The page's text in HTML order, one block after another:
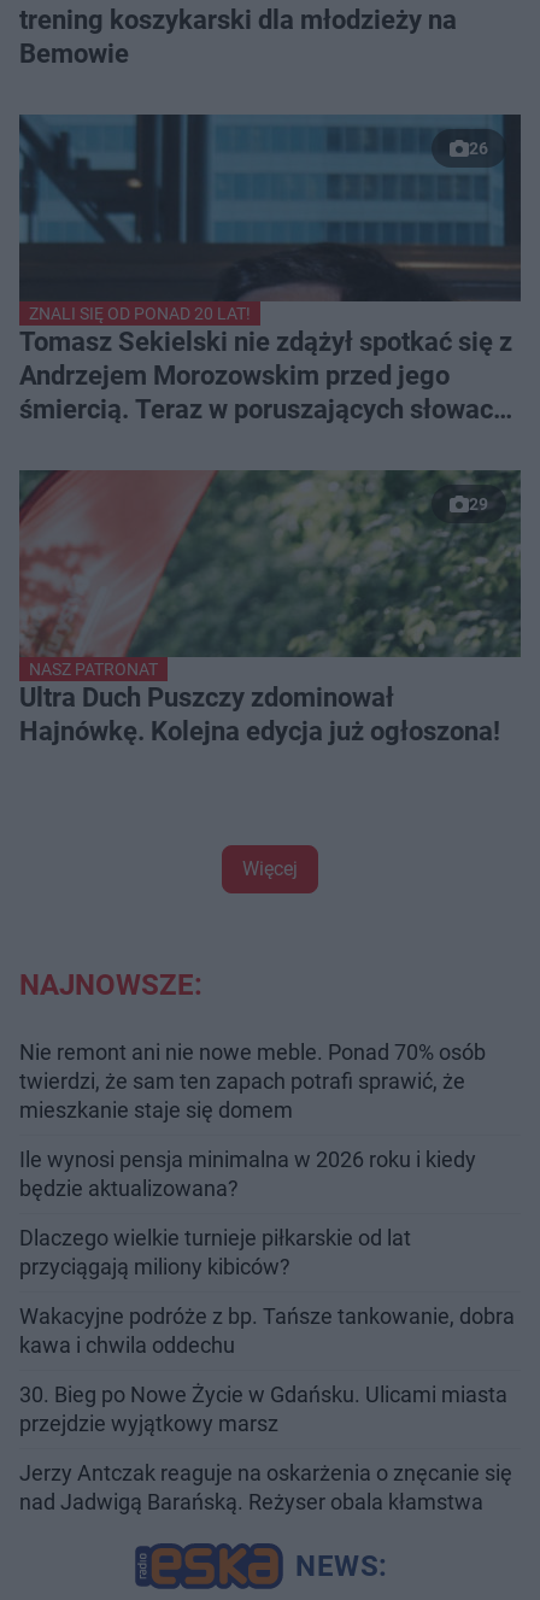
trening koszykarski dla młodzieży na
Bemowie
26
ZNALI SIĘ OD PONAD 20 LAT!
Tomasz Sekielski nie zdążył spotkać się z
Andrzejem Morozowskim przed jego
śmiercią. Teraz w poruszających słowach
29
NASZ PATRONAT
Ultra Duch Puszczy zdominował
Hajnówkę. Kolejna edycja już ogłoszona!
Więcej
NAJNOWSZE:
Nie remont ani nie nowe meble. Ponad 70% osób
twierdzi, że sam ten zapach potrafi sprawić, że
mieszkanie staje się domem
Ile wynosi pensja minimalna w 2026 roku i kiedy
będzie aktualizowana?
Dlaczego wielkie turnieje piłkarskie od lat
przyciągają miliony kibiców?
Wakacyjne podróże z bp. Tańsze tankowanie, dobra
kawa i chwila oddechu
30. Bieg po Nowe Życie w Gdańsku. Ulicami miasta
przejdzie wyjątkowy marsz
Jerzy Antczak reaguje na oskarżenia o znęcanie się
nad Jadwigą Barańską. Reżyser obala kłamstwa